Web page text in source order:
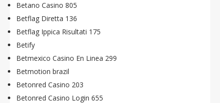
Betano Casino 805
Betflag Diretta 136
Betflag Ippica Risultati 175
Betify
Betmexico Casino En Linea 299
Betmotion brazil
Betonred Casino 203
Betonred Casino Login 655